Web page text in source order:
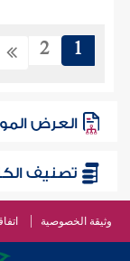
1
2
العرض
تصنيف
وثيقة الخصوصية